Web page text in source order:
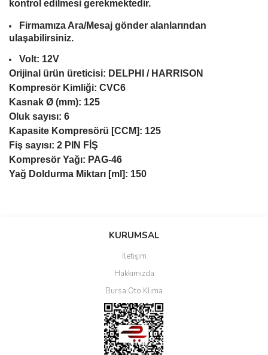
kontrol edilmesi gerekmektedir.
Firmamıza Ara/Mesaj gönder alanlarından
ulaşabilirsiniz.
Volt: 12V
Orijinal ürün üreticisi: DELPHI / HARRISON
Kompresör Kimliği: CVC6
Kasnak Ø (mm): 125
Oluk sayısı: 6
Kapasite Kompresörü [CCM]: 125
Fiş sayısı: 2 PIN FİŞ
Kompresör Yağı: PAG-46
Yağ Doldurma Miktarı [ml]: 150
Bu ürüne ilk yorumu siz yapın!
Yorum Yaz
KURUMSAL
İletişim
Hakkımızda
Bursa Oto Klima